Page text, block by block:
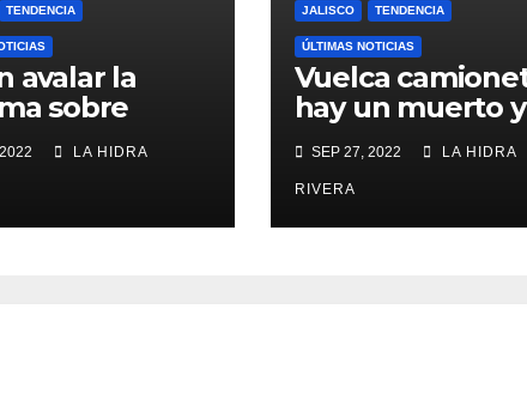
TENDENCIA
avalar la
sobre
en Jalisco.
LA HIDRA
JALISCO TENDENCIA
ÚLTIMAS NOTICIAS
Vuelca
hay un muerto
SEP 27, 2022 LA HIDRA
RIVERA